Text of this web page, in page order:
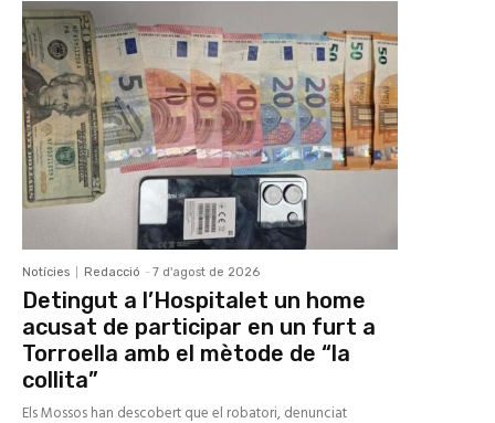
Notícies Redacció - 7 d'agost de 2026
Detingut a l’Hospitalet un home
acusat de participar en un furt a
Torroella amb el mètode de “la
collita”
Els Mossos han descobert que el robatori, denunciat